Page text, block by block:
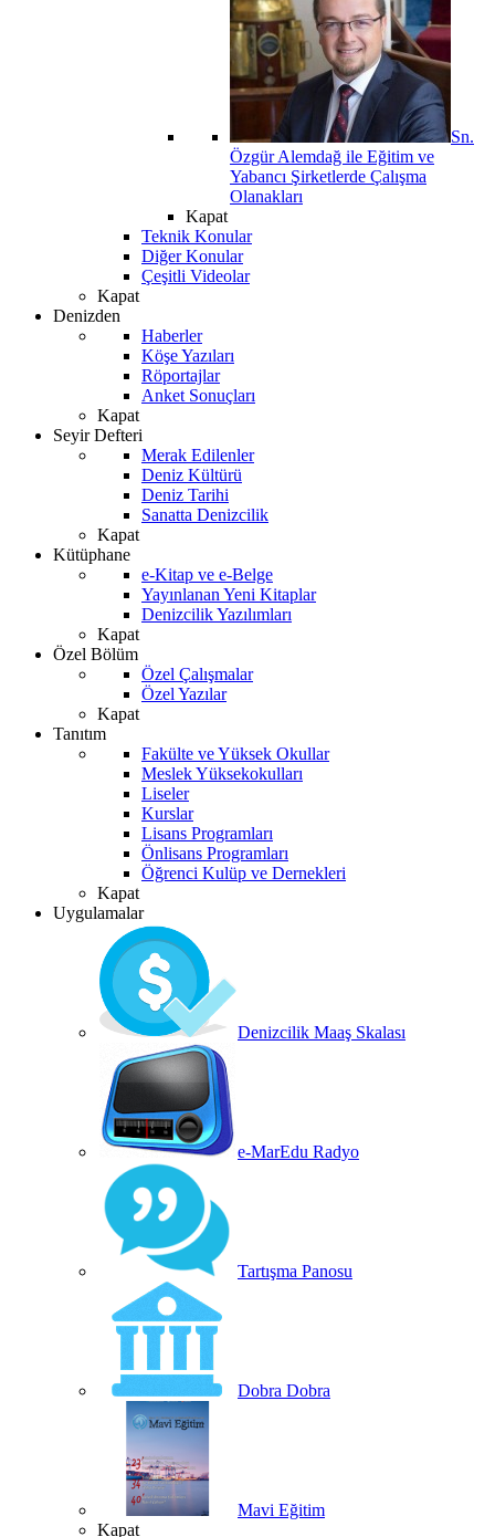
Sn.
Özgür Alemdağ ile Eğitim ve
Yabancı Şirketlerde Çalışma
Olanakları
Kapat
Teknik Konular
Diğer Konular
Çeşitli Videolar
Kapat
Denizden
Haberler
Köşe Yazıları
Röportajlar
Anket Sonuçları
Kapat
Seyir Defteri
Merak Edilenler
Deniz Kültürü
Deniz Tarihi
Sanatta Denizcilik
Kapat
Kütüphane
e-Kitap ve e-Belge
Yayınlanan Yeni Kitaplar
Denizcilik Yazılımları
Kapat
Özel Bölüm
Özel Çalışmalar
Özel Yazılar
Kapat
Tanıtım
Fakülte ve Yüksek Okullar
Meslek Yüksekokulları
Liseler
Kurslar
Lisans Programları
Önlisans Programları
Öğrenci Kulüp ve Dernekleri
Kapat
Uygulamalar
Denizcilik Maaş Skalası
e-MarEdu Radyo
Tartışma Panosu
Dobra Dobra
Mavi Eğitim
Kapat